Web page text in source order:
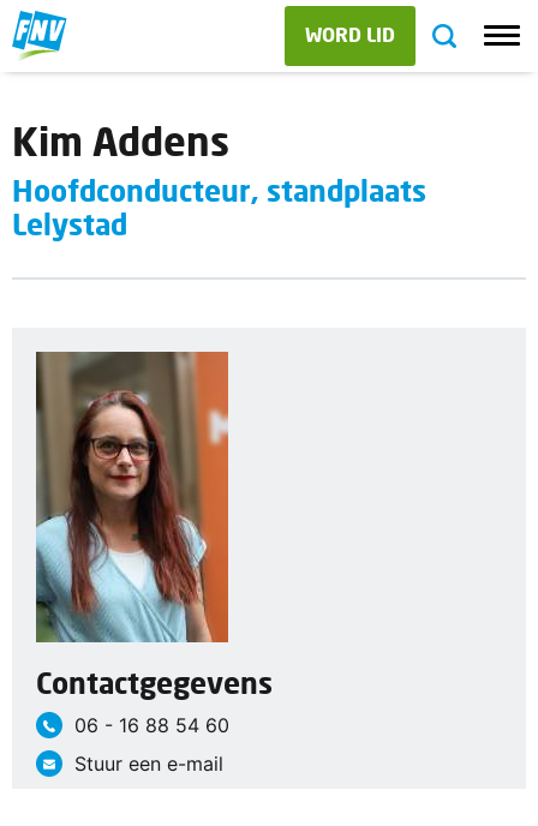
WORD LID
Kim Addens
Hoofdconducteur, standplaats
Lelystad
Contactgegevens
06 - 16 88 54 60
Stuur een e-mail